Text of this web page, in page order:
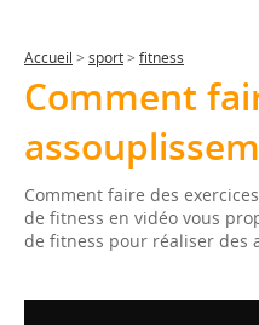
Accueil > sport> fitness
Comment
Comment faire des
de fitness en vidéo vous
de fitness pour réaliser des